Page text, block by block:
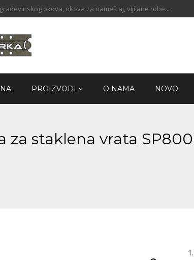
okova, okova za nameštaj, vijčane robe...
PROIZVODI O NAMA NOVO
za staklena vrata